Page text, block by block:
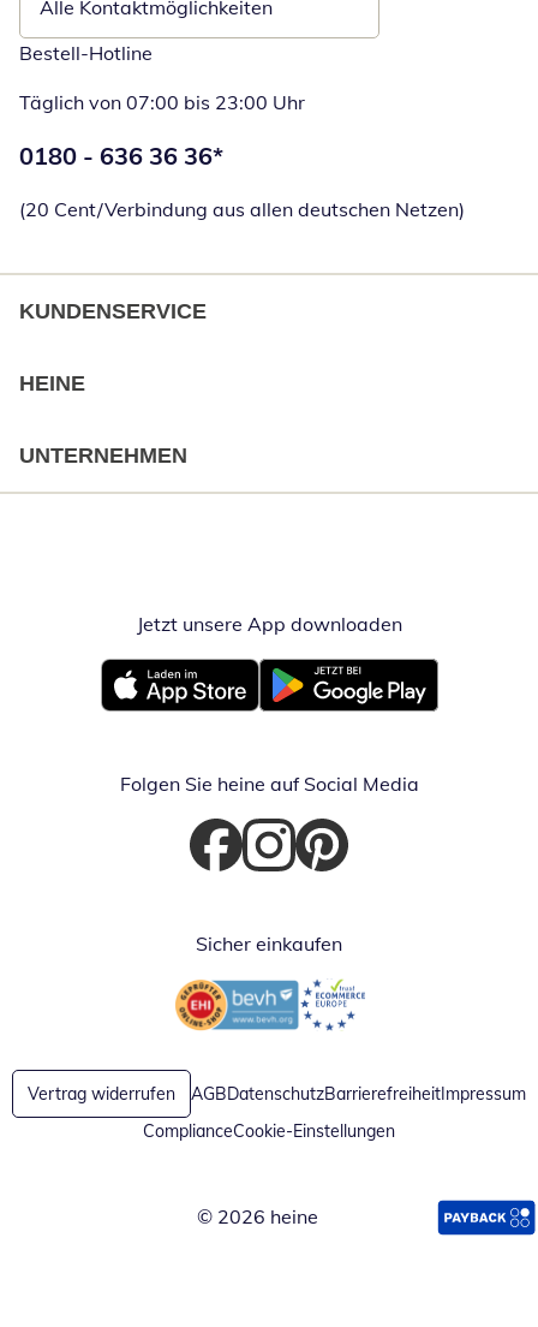
Alle Kontaktmöglichkeiten
Bestell-Hotline
Täglich von 07:00 bis 23:00 Uhr
Telefonnummer:
0180 - 636 36 36*
(20 Cent/Verbindung aus allen deutschen Netzen)
KUNDENSERVICE
HEINE
UNTERNEHMEN
Jetzt unsere App downloadenÖffnet in
Öffnet in neuem FensterÖffnet in neuem Fenster
Folgen Sie heine auf Social Media
Öffnet in neuem Fenster
Öffnet in neuem Fenster
Öffnet in neuem Fenster
Sicher einkaufen
Öffnet in neuem FensterÖffnet in neuem Fenster
Vertrag widerrufen AGBDatenschutzBarrierefreiheitImpressum
ComplianceCookie-Einstellungen
© 2026 heine